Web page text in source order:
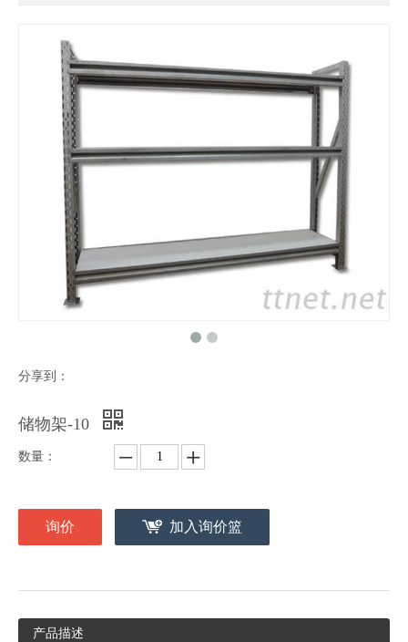
分享到：
储物架-10
数量：
询价 加入询价篮
产品描述